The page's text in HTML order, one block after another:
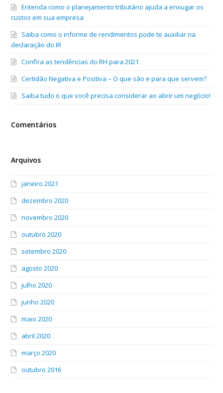
Entenda como o planejamento tributário ajuda a enxugar os
custos em sua empresa
Saiba como o informe de rendimentos pode te auxiliar na
declaração do IR
Confira as tendências do RH para 2021
Certidão Negativa e Positiva – O que são e para que servem?
Saiba tudo o que você precisa considerar ao abrir um negócio!
Comentários
Arquivos
janeiro 2021
dezembro 2020
novembro 2020
outubro 2020
setembro 2020
agosto 2020
julho 2020
junho 2020
maio 2020
abril 2020
março 2020
outubro 2016